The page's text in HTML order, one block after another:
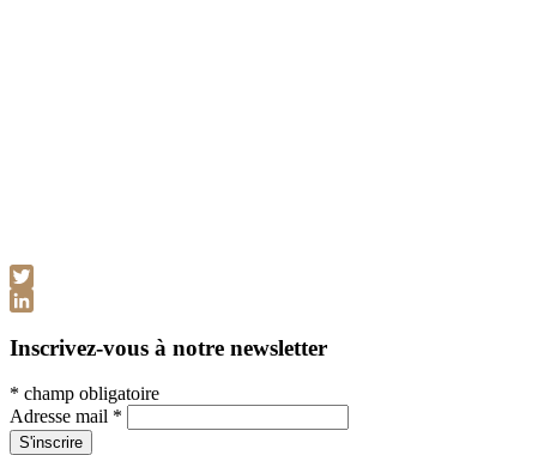
Twitter
Inscrivez-vous à notre newsletter
* champ obligatoire
Adresse mail *